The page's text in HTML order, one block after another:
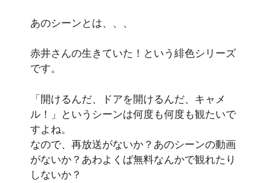
あのシーンとは、、、
赤井さんの生きていた！という緋色シリーズ
です。
「開けるんだ、ドアを開けるんだ、キャメ
ル！」というシーンは何度も何度も観たいで
すよね。
なので、再放送がないか？あのシーンの動画
がないか？あわよくば無料なんかで観れたり
しないか？